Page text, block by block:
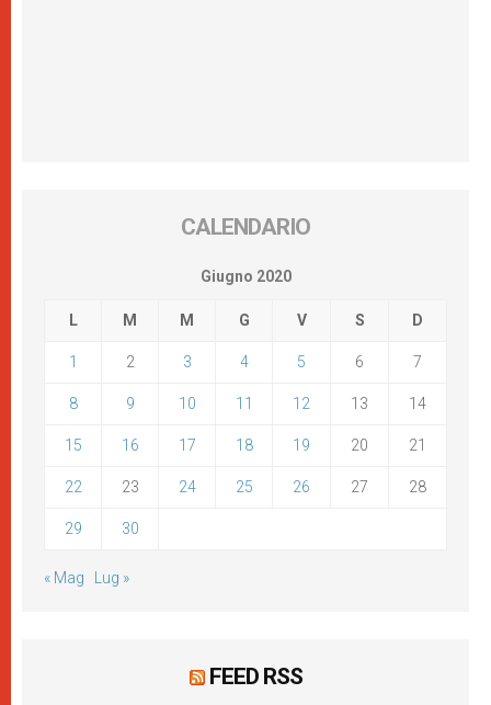
CALENDARIO
Giugno 2020
L M M G V S D
1 2 3 4 5 6 7
8 9 10 11 12 13 14
15 16 17 18 19 20 21
22 23 24 25 26 27 28
29 30
« Mag Lug »
FEED RSS